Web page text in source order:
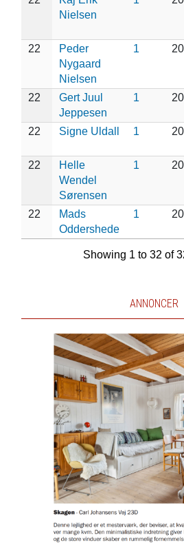
Nielsen
22
Peder
Nygaard
Nielsen
1
22
Gert Juul
Jeppesen
1
22
Signe Uldall 1
22
Helle
Wendel
Sørensen
1
22
Mads
Oddershede
1
Showing 1 to 32 of
ANNONCER